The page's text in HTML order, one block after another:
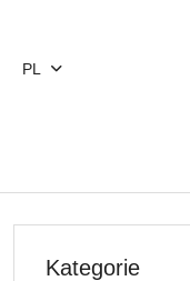
PL
Kategorie